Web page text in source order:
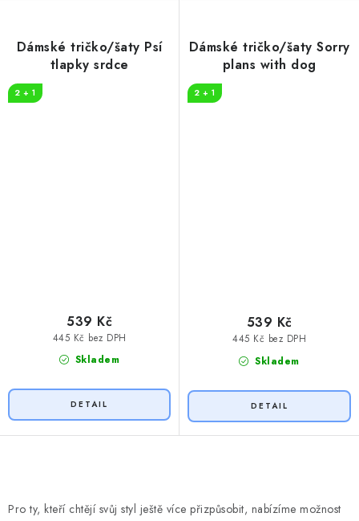
Dámské tričko/šaty Psí
tlapky srdce
2 + 1
Skladem
445 Kč bez DPH
539 Kč
Dámské tričko/šaty Sorry
plans with dog
2 + 1
Skladem
445 Kč bez DPH
539 Kč
v
Pro ty, kteří chtějí svůj styl ještě více přizpůsobit, nabízíme možnost